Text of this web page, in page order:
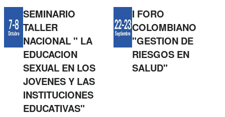
SEMINARIO
TALLER
NACIONAL " LA
EDUCACION
SEXUAL EN LOS
JOVENES Y LAS
INSTITUCIONES
EDUCATIVAS"
I FORO
COLOMBIANO
"GESTION DE
RIESGOS EN
SALUD"